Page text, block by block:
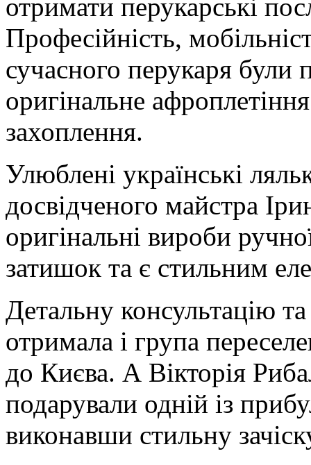
отримати перукарські
Професійність,
сучасного перукаря були
оригінальне
захоплення.
Улюблені українські
досвідченого майстра
оригінальні вироби
затишок та є стильним
Детальну консультацію
отримала і група
до Києва. А Вікторія
подарували одній із
виконавши стильну